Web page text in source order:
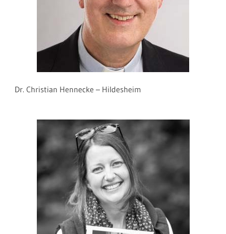
Dr. Christian Hennecke – Hildesheim